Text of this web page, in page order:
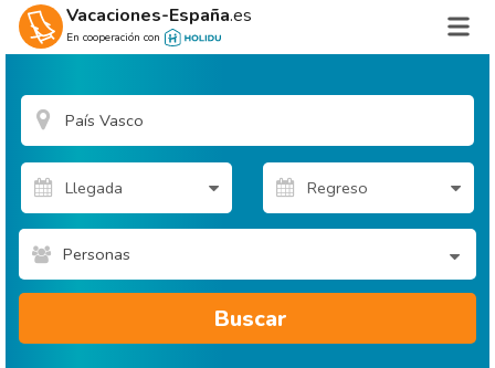
Vacaciones-España.es
En cooperación con
Personas
Buscar